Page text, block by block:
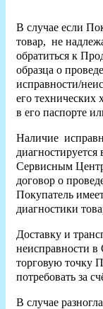
В случае если
товар, не
обратиться к
образца о
исправности/
его технических
в его паспорте
Наличие
Сервисным
договор о
Покупатель
диагностики
Доставку и
неисправности
торговую точку
потребовать за
В случае